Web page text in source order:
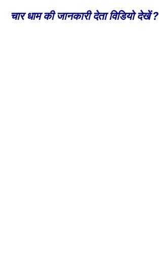
चार धाम की जानकारी देता विडियो देखें ?